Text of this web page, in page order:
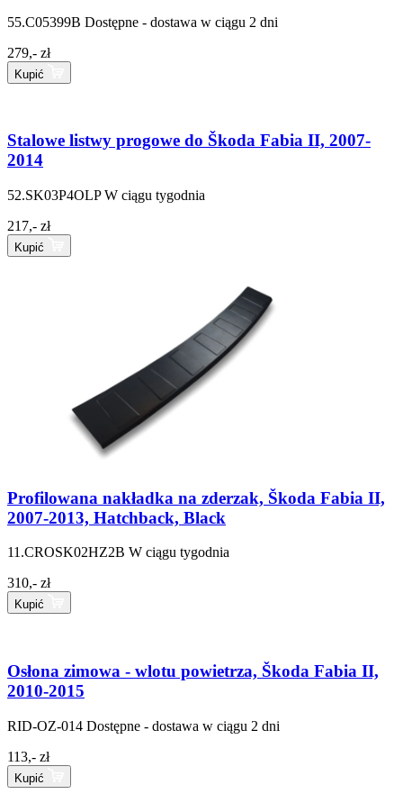
55.C05399B Dostępne - dostawa w ciągu 2 dni
279,- zł
Kupić
Stalowe listwy progowe do Škoda Fabia II, 2007-
2014
52.SK03P4OLP W ciągu tygodnia
217,- zł
Kupić
Profilowana nakładka na zderzak, Škoda Fabia II,
2007-2013, Hatchback, Black
11.CROSK02HZ2B W ciągu tygodnia
310,- zł
Kupić
Osłona zimowa - wlotu powietrza, Škoda Fabia II,
2010-2015
RID-OZ-014 Dostępne - dostawa w ciągu 2 dni
113,- zł
Kupić